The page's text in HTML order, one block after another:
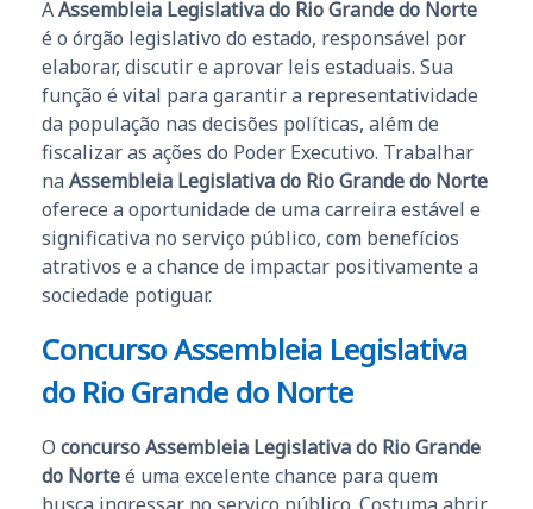
AAssembleia Legislativa do Rio Grande do Norte
é o órgão legislativo do estado, responsável por
elaborar, discutir e aprovar leis estaduais. Sua
função é vital para garantir a representatividade
da população nas decisões políticas, além de
fiscalizar as ações do Poder Executivo. Trabalhar
na Assembleia Legislativa do Rio Grande do Norte
oferece a oportunidade de uma carreira estável e
significativa no serviço público, com benefícios
atrativos e a chance de impactar positivamente a
sociedade potiguar.
Concurso Assembleia Legislativa
do Rio Grande do Norte
O concurso Assembleia Legislativa do Rio Grande
do Norteé uma excelente chance para quem